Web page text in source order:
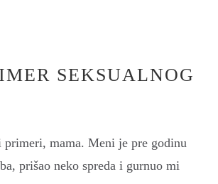
SEKSUALNOG
mama. Meni je pre godinu
prišao neko spreda i gurnuo mi